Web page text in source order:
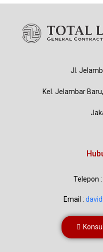
Jl.
Kel. Jelambar
Telepon :
Email :